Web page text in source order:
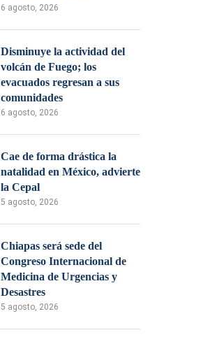
6 agosto, 2026
Disminuye la actividad del
volcán de Fuego; los
evacuados regresan a sus
comunidades
6 agosto, 2026
Cae de forma drástica la
natalidad en México, advierte
la Cepal
5 agosto, 2026
Chiapas será sede del
Congreso Internacional de
Medicina de Urgencias y
Desastres
5 agosto, 2026